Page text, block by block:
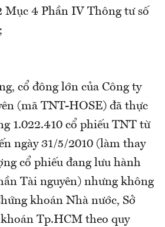
4 Phần IV Thông tư số
cổ đông lớn của Công ty
(mã TNT-HOSE) đã thực
1.022.410 cổ phiếu TNT từ
ngày 31/5/2010 (làm thay
cổ phiếu đang lưu hành
Tài nguyên) nhưng không
khoán Nhà nước, Sở
Tp.HCM theo quy